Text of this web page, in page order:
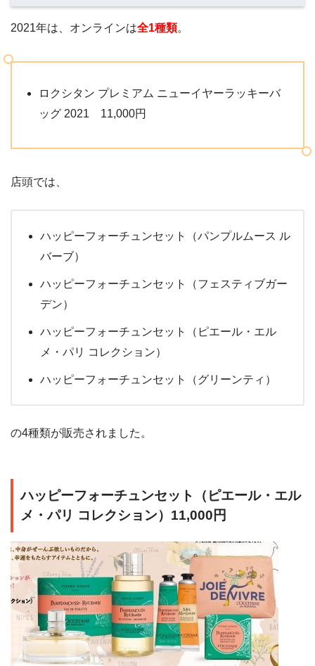
2021年は、オンラインは全1種類。
ロクシタン プレミアム ニューイヤーラッキーバ
ッグ 2021 11,000円
店頭では、
ハッピーフォーチュンセット（パンプルムース ル
バーブ）
ハッピーフォーチュンセット（フェスティブガー
デン）
ハッピーフォーチュンセット（ピエール・エル
メ・パリ コレクション）
ハッピーフォーチュンセット（グリーンティ）
の4種類が販売されました。
ハッピーフォーチュンセット（ピエール・エル
メ・パリ コレクション）11,000円